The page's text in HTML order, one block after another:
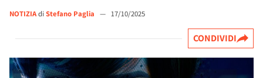
NOTIZIAdi Stefano Paglia — 17/10/2025
CONDIVIDI